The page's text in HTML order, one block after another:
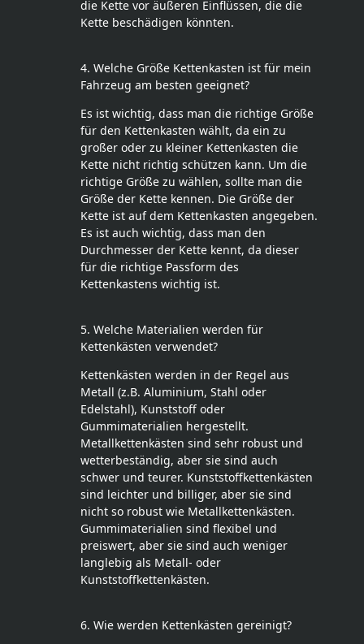
die Kette vor äußeren Einflüssen, die die
Kette beschädigen könnten.
4. Welche Größe Kettenkasten ist für mein
Fahrzeug am besten geeignet?
Es ist wichtig, dass man die richtige Größe
für den Kettenkasten wählt, da ein zu
großer oder zu kleiner Kettenkasten die
Kette nicht richtig schützen kann. Um die
richtige Größe zu wählen, sollte man die
Größe der Kette kennen. Die Größe der
Kette ist auf dem Kettenkasten angegeben.
Es ist auch wichtig, dass man den
Durchmesser der Kette kennt, da dieser
für die richtige Passform des
Kettenkastens wichtig ist.
5. Welche Materialien werden für
Kettenkästen verwendet?
Kettenkästen werden in der Regel aus
Metall (z.B. Aluminium, Stahl oder
Edelstahl), Kunststoff oder
Gummimaterialien hergestellt.
Metallkettenkästen sind sehr robust und
wetterbeständig, aber sie sind auch
schwer und teurer. Kunststoffkettenkästen
sind leichter und billiger, aber sie sind
nicht so robust wie Metallkettenkästen.
Gummimaterialien sind flexibel und
preiswert, aber sie sind auch weniger
langlebig als Metall- oder
Kunststoffkettenkästen.
6. Wie werden Kettenkästen gereinigt?